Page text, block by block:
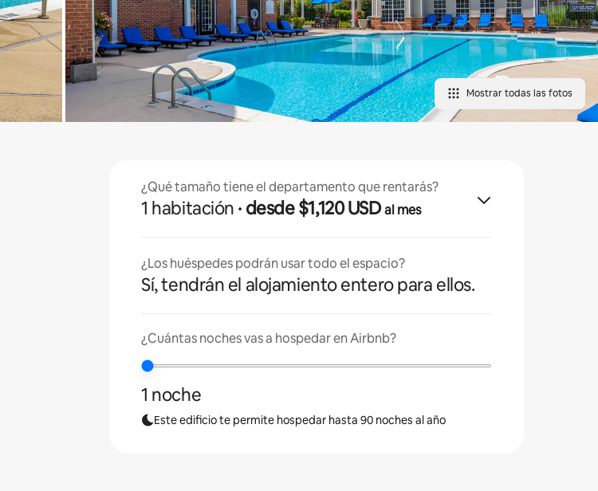
Mostrar todas las fotos
¿Qué tamaño tiene el departamento que rentarás?
1 habitación · desde $1,120 USDal mes
¿Los huéspedes podrán usar todo el espacio?
Sí, tendrán el alojamiento entero para ellos.
¿Cuántas noches vas a hospedar en Airbnb?
1 noche
Este edificio te permite hospedar hasta 90 noches al año